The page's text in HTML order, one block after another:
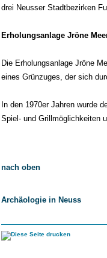
drei Neusser Stadtbezirken
Erholungsanlage Jröne
Die Erholungsanlage Jröne
eines Grünzuges, der sich
In den 1970er Jahren wurde
Spiel- und Grillmöglichkeiten
nach oben
Archäologie in Neuss